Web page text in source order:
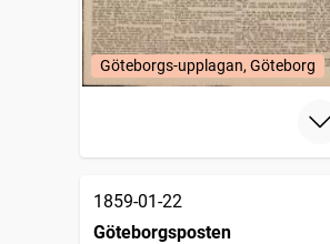
Göteborgs-upplagan, Göteborg
1859-01-22
Göteborgsposten